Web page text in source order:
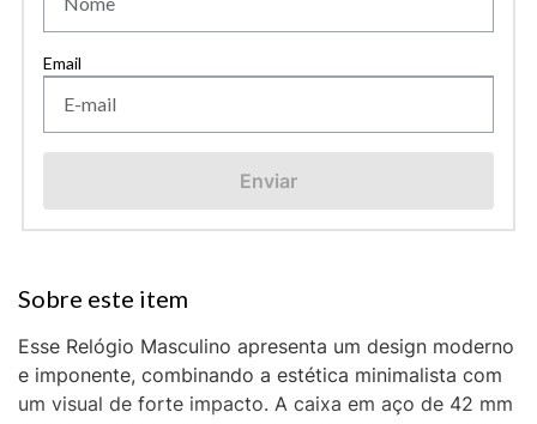
Enviar
Esse Relógio Masculino apresenta um design moderno
e imponente, combinando a estética minimalista com
um visual de forte impacto. A caixa em aço de 42 mm